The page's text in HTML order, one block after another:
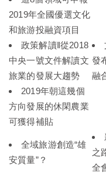
2019年全國優選文化
和旅游投融資項目
政策解讀‖從2018
中央一號文件解讀文
旅業的發展大趨勢
發
融
2019年朝這幾個
方向發展的休閑農業
可獲得補貼
全域旅游創造“雄
安質量”？
之
全